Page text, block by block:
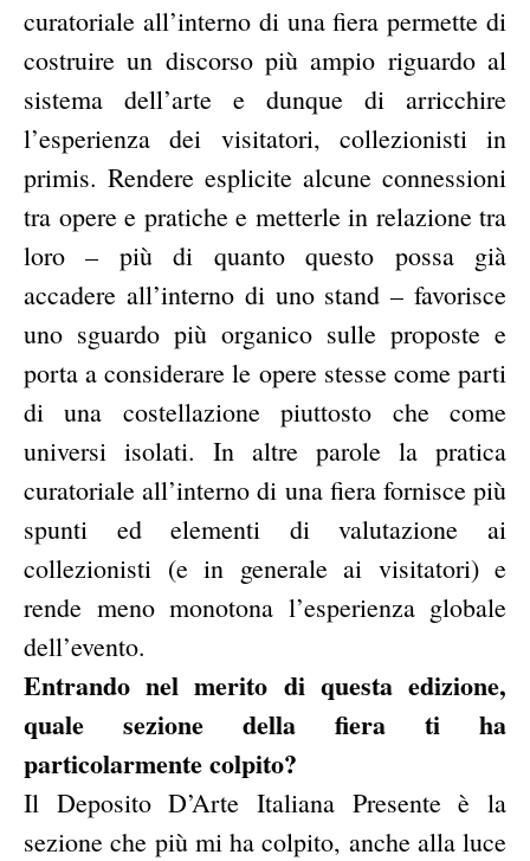
curatoriale all’interno di una fiera permette di
costruire un discorso più ampio riguardo al
sistema dell’arte e dunque di arricchire
l’esperienza dei visitatori, collezionisti in
primis. Rendere esplicite alcune connessioni
tra opere e pratiche e metterle in relazione tra
loro – più di quanto questo possa già
accadere all’interno di uno stand – favorisce
uno sguardo più organico sulle proposte e
porta a considerare le opere stesse come parti
di una costellazione piuttosto che come
universi isolati. In altre parole la pratica
curatoriale all’interno di una fiera fornisce più
spunti ed elementi di valutazione ai
collezionisti (e in generale ai visitatori) e
rende meno monotona l’esperienza globale
dell’evento.
Entrando nel merito di questa edizione,
quale sezione della fiera ti ha
particolarmente colpito?
Il Deposito D’Arte Italiana Presente è la
sezione che più mi ha colpito, anche alla luce